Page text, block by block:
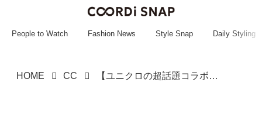
~~~~~~~~~~~
People to Watch Fashion News Style Snap Daily Styling
HOME CC 【ユニクロの超話題コラボ】が大人にドンピシャ♡ 着回しコーデに活躍！「ぽわん袖トップス」